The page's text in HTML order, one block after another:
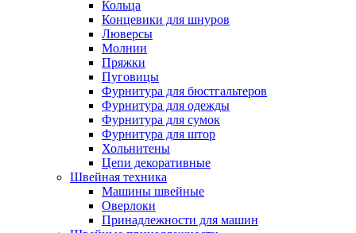
Кольца
Концевики для шнуров
Люверсы
Молнии
Пряжки
Пуговицы
Фурнитура для бюстгальтеров
Фурнитура для одежды
Фурнитура для сумок
Фурнитура для штор
Хольнитены
Цепи декоративные
Швейная техника
Машины швейные
Оверлоки
Принадлежности для машин